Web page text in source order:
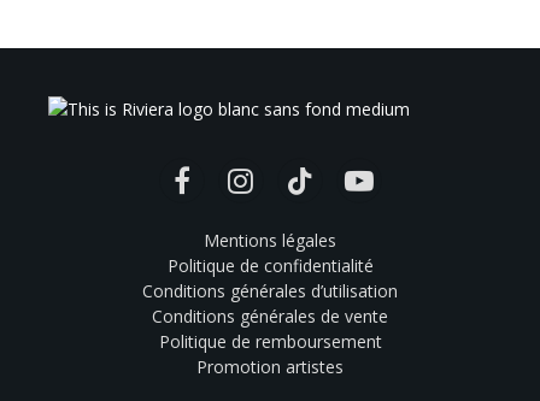
FacebookInstagramTikTok YouTube
Mentions légales
Politique de confidentialité
Conditions générales d’utilisation
Conditions générales de vente
Politique de remboursement
Promotion artistes